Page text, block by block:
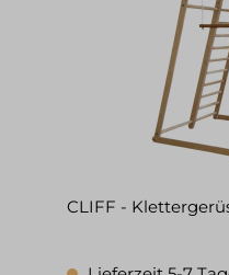
CLIFF -